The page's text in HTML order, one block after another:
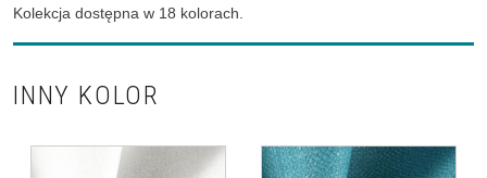
Kolekcja dostępna w 18 kolorach.
INNY KOLOR